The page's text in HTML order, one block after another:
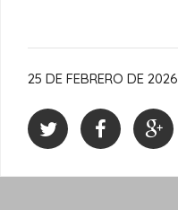
25 DE FEBRERO DE 2026